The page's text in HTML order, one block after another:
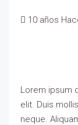
10 años
Lorem ipsum
elit. Duis
neque.